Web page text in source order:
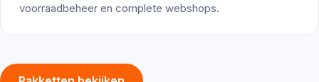
voorraadbeheer en complete webshops.